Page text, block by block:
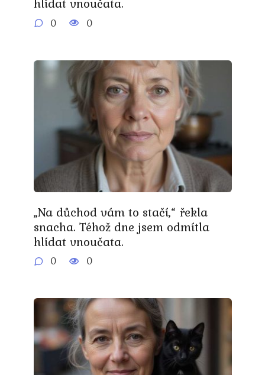
0 0
„Na důchod vám to stačí,“ řekla
snacha. Téhož dne jsem odmítla
hlídat vnoučata.
0 0